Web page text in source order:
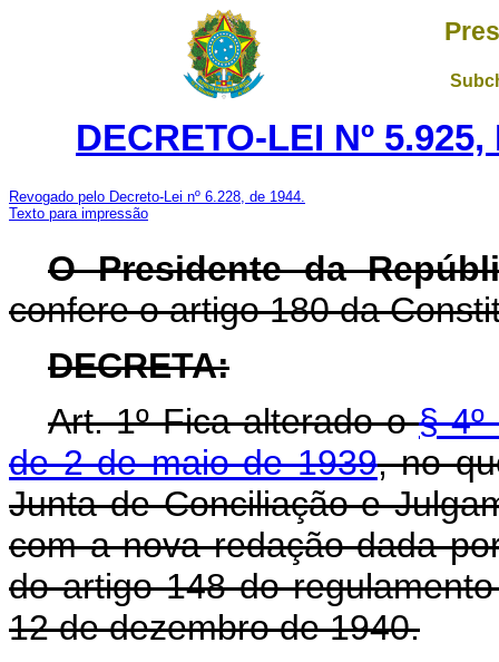
DECRETO-LEI Nº
Revogado pelo Decreto-Lei nº 6.228, de 1944.
Texto para impressão
O Presidente da
confere o artigo 180 da
DECRETA:
Art. 1º Fica alterado o§
de 2 de maio de 1939, no
Junta de Conciliação e
com a nova redação dada
do artigo 148 do
12 de dezembro de 1940.